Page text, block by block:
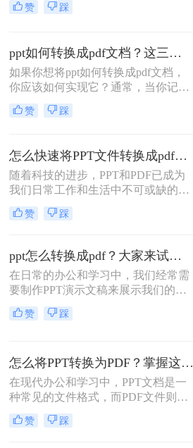
件的设备上进行查看、打印或共享。
式。那么电脑怎么ppt转pdf呢？以下
是几种将PPT转换为PDF文件的方
法。
赞 踩
ppt如何转换成pdf文档？这三种实用方法分享给你！
如果你想将ppt如何转换成pdf文档，
你应该如何实现它？通常，当你记录
和整理数据时，你习惯于创建新的
PPT文档——这种常用的简单编辑文
决一下ppt转pdf这个问题。
赞 踩
怎么快速将PPT文件转换成pdf文件？下面小编给推荐这三种方法!
随着科技的进步，PPT和PDF已成为
我们日常工作和生活中不可或缺的文
件格式。PPT以其丰富的视觉效果和
灵活的编辑功能，在演示和报告中发
格式和广泛的兼容性，在文件共享和
打印中占据一席之地。因此，将PPT
文件转换成PDF文件的需求日益增
加。那么怎么快速将PPT文件转换成
pdf文件呢？本文将介绍几种快速将
PPT文件转换成PDF文件的方法。
赞 踩
ppt怎么转换成pdf？大家来试试这三种方法吧！
在日常的办公和学习中，我们经常需
要制作PPT演示文稿来展示我们的想
法、数据或报告。然而，在某些情况
下，我们可能希望将PPT文件转换为
介绍PPT怎么转换成PDF，并探讨一
些相关的注意事项。
赞 踩
怎么将PPT转换为PDF？掌握这3个方法，工作效率直接翻倍！
在现代办公和学习中，PPT文档是一
种常见的文件格式，而PDF文件则是
一种更为便捷和广泛应用的电子文
档。许多人在工作和学习中需要将
赞 踩